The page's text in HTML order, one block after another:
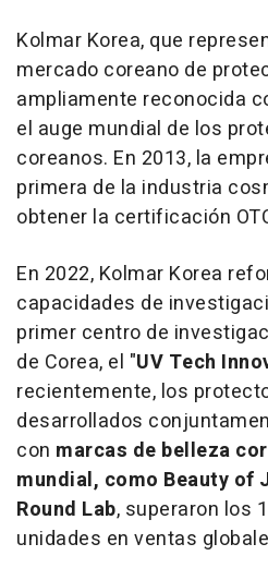
Kolmar Korea, que
mercado coreano de
ampliamente reconocida
el auge mundial de los
coreanos. En 2013, la
primera de la industria
obtener la certificación
En 2022, Kolmar Korea
capacidades de
primer centro de
de Corea, el "UV Tech
recientemente, los
desarrollados
con marcas de belleza
mundial, como Beauty of
Round Lab, superaron los
unidades en ventas